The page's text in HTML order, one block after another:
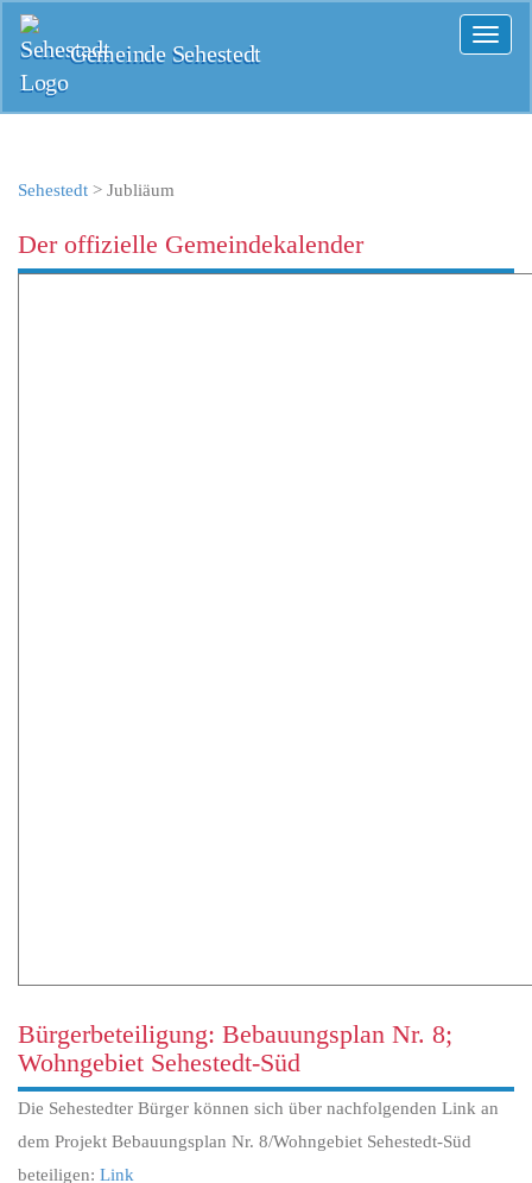
Gemeinde Sehestedt
Sehestedt > Jubliäum
Der offizielle Gemeindekalender
Bürgerbeteiligung: Bebauungsplan Nr. 8;
Wohngebiet Sehestedt-Süd
Die Sehestedter Bürger können sich über nachfolgenden Link an
dem Projekt Bebauungsplan Nr. 8/Wohngebiet Sehestedt-Süd
beteiligen: Link